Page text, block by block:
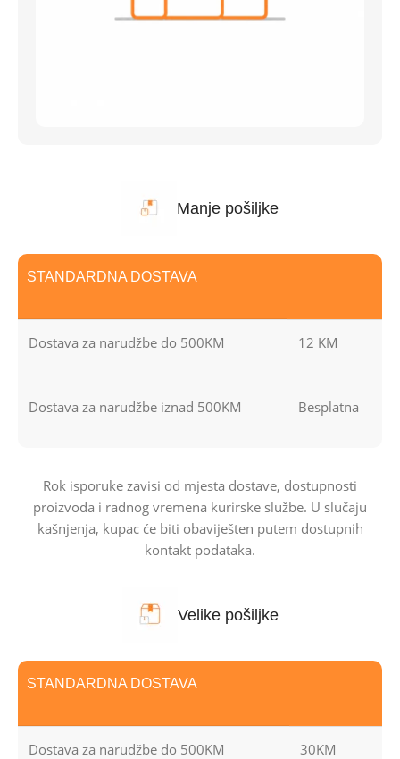
Manje pošiljke
STANDARDNA DOSTAVA
Dostava za narudžbe do 500KM 12 KM
Dostava za narudžbe iznad 500KM Besplatna
Rok isporuke zavisi od mjesta dostave, dostupnosti
proizvoda i radnog vremena kurirske službe. U slučaju
kašnjenja, kupac će biti obaviješten putem dostupnih
kontakt podataka.
Velike pošiljke
STANDARDNA DOSTAVA
Dostava za narudžbe do 500KM 30KM